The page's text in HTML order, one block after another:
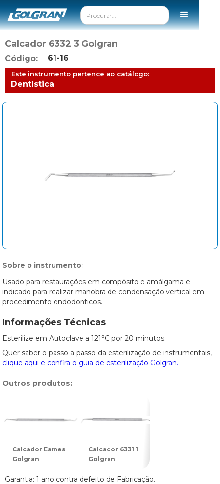
Calcador 6332 3 Golgran
Código: 61-16
Este instrumento pertence ao catálogo:
Dentística
Sobre o instrumento:
Usado para restaurações em compósito e amálgama e
indicado para realizar manobra de condensação vertical em
procedimento endodonticos.
Informações Técnicas
Esterilize em Autoclave a 121°C por 20 minutos.
Quer saber o passo a passo da esterilização de instrumentais,
clique aqui e confira o guia de esterilização Golgran.
Outros produtos:
Calcador Eames
Golgran
Calcador 6331 1
Golgran
Garantia: 1 ano contra defeito de Fabricação.